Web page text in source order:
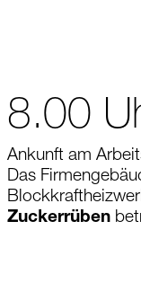
8.00
Ankunft am
Das
Zuckerrüben